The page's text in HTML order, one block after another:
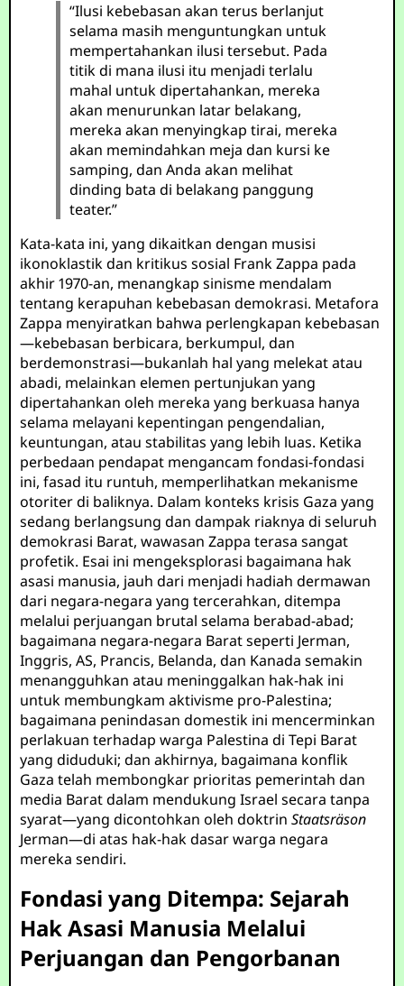
“Ilusi kebebasan akan terus berlanjut
selama masih menguntungkan untuk
mempertahankan ilusi tersebut. Pada
titik di mana ilusi itu menjadi terlalu
mahal untuk dipertahankan, mereka
akan menurunkan latar belakang,
mereka akan menyingkap tirai, mereka
akan memindahkan meja dan kursi ke
samping, dan Anda akan melihat
dinding bata di belakang panggung
teater.”
Kata-kata ini, yang dikaitkan dengan musisi
ikonoklastik dan kritikus sosial Frank Zappa pada
akhir 1970-an, menangkap sinisme mendalam
tentang kerapuhan kebebasan demokrasi. Metafora
Zappa menyiratkan bahwa perlengkapan kebebasan
—kebebasan berbicara, berkumpul, dan
berdemonstrasi—bukanlah hal yang melekat atau
abadi, melainkan elemen pertunjukan yang
dipertahankan oleh mereka yang berkuasa hanya
selama melayani kepentingan pengendalian,
keuntungan, atau stabilitas yang lebih luas. Ketika
perbedaan pendapat mengancam fondasi-fondasi
ini, fasad itu runtuh, memperlihatkan mekanisme
otoriter di baliknya. Dalam konteks krisis Gaza yang
sedang berlangsung dan dampak riaknya di seluruh
demokrasi Barat, wawasan Zappa terasa sangat
profetik. Esai ini mengeksplorasi bagaimana hak
asasi manusia, jauh dari menjadi hadiah dermawan
dari negara-negara yang tercerahkan, ditempa
melalui perjuangan brutal selama berabad-abad;
bagaimana negara-negara Barat seperti Jerman,
Inggris, AS, Prancis, Belanda, dan Kanada semakin
menangguhkan atau meninggalkan hak-hak ini
untuk membungkam aktivisme pro-Palestina;
bagaimana penindasan domestik ini mencerminkan
perlakuan terhadap warga Palestina di Tepi Barat
yang diduduki; dan akhirnya, bagaimana konflik
Gaza telah membongkar prioritas pemerintah dan
media Barat dalam mendukung Israel secara tanpa
syarat—yang dicontohkan oleh doktrinStaatsräson
Jerman—di atas hak-hak dasar warga negara
mereka sendiri.
Fondasi yang Ditempa: Sejarah
Hak Asasi Manusia Melalui
Perjuangan dan Pengorbanan